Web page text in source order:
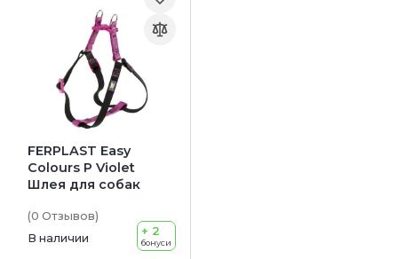
FERPLAST Easy
Colours P Violet
Шлея для собак
(0 Отзывов)
В наличии
+ 2
бонуси